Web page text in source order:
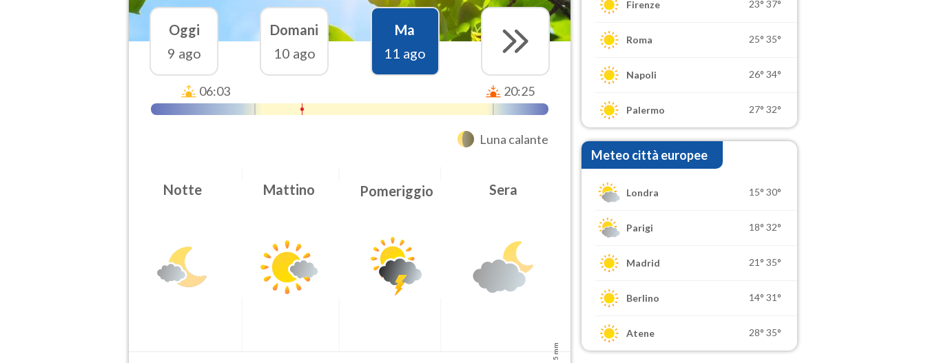
Oggi
9 ago
Domani
10 ago
Ma
11 ago
06:03 20:25
Luna calante
Notte Mattino Pomeriggio Sera
5 mm
Firenze 23° 37°
Roma 25° 35°
Napoli 26° 34°
Palermo 27° 32°
Meteo città europee
Londra 15° 30°
Parigi 18° 32°
Madrid 21° 35°
Berlino 14° 31°
Atene 28° 35°